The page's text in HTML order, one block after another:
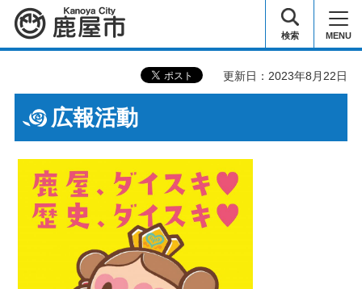
鹿屋市 検索 MENU
更新日：2023年8月22日
広報活動